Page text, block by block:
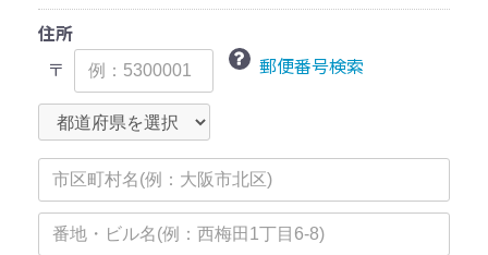
住所
〒
郵便番号検索